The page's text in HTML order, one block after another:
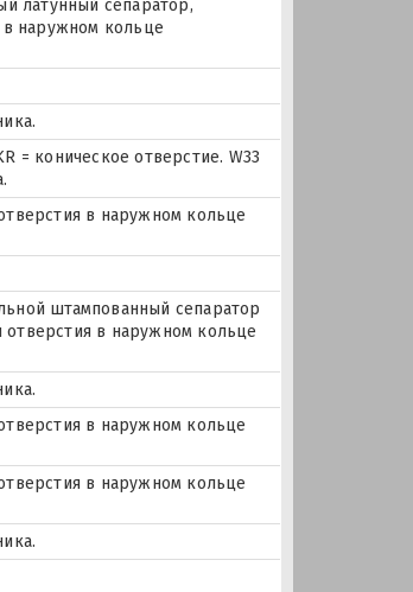
латунный сепаратор,
в наружном кольце
= коническое отверстие. W33
в наружном кольце
штампованный сепаратор
отверстия в наружном кольце
в наружном кольце
в наружном кольце